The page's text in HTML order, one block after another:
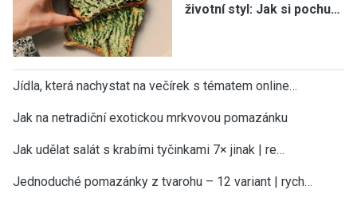
životní styl: Jak si pochu…
Jídla, která nachystat na večírek s tématem online…
Jak na netradiční exotickou mrkvovou pomazánku
Jak udělat salát s krabími tyčinkami 7× jinak | re…
Jednoduché pomazánky z tvarohu – 12 variant | rych…